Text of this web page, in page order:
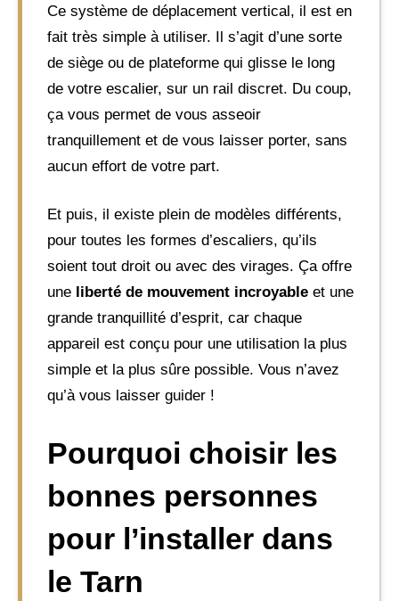
Ce système de déplacement vertical, il est en
fait très simple à utiliser. Il s’agit d’une sorte
de siège ou de plateforme qui glisse le long
de votre escalier, sur un rail discret. Du coup,
ça vous permet de vous asseoir
tranquillement et de vous laisser porter, sans
aucun effort de votre part.
Et puis, il existe plein de modèles différents,
pour toutes les formes d’escaliers, qu’ils
soient tout droit ou avec des virages. Ça offre
une liberté de mouvement incroyable et une
grande tranquillité d’esprit, car chaque
appareil est conçu pour une utilisation la plus
simple et la plus sûre possible. Vous n’avez
qu’à vous laisser guider !
Pourquoi choisir les
bonnes personnes
pour l’installer dans
le Tarn